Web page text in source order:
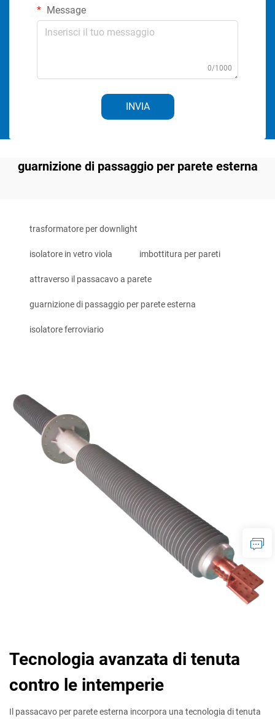
Message
0/1000
INVIA
guarnizione di passaggio per parete esterna
trasformatore per downlight
isolatore in vetro viola imbottitura per pareti
attraverso il passacavo a parete
guarnizione di passaggio per parete esterna
isolatore ferroviario
Tecnologia avanzata di tenuta
contro le intemperie
Il passacavo per parete esterna incorpora una tecnologia di tenuta